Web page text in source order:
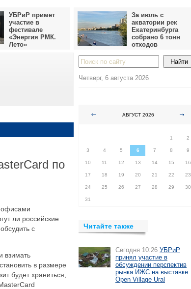
УБРиР примет
участие в
фестивале
«Энергия РМК.
Лето»
За июль с
акватории рек
Екатеринбурга
собрано 6 тонн
отходов
по
офисами
ли российские
с
взимать
в размере
будет храниться,
Четверг, 6 августа 2026
АВГУСТ 2026
1
2
3 4 5 6 7 8 9
10 11 12 13 14 15 16
17 18 19 20 21 22 23
24 25 26 27 28 29 30
31
Читайте также
Сегодня 10:26 УБРиР
принял участие в
обсуждении перспектив
рынка ИЖС на выставке
Open Village Ural